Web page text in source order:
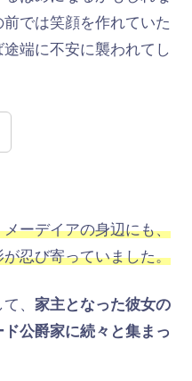
では笑顔を作れていた
端に不安に襲われてし
ーデイアの身辺にも、
忍び寄っていました。
、 家主となった彼女の
公爵家に続々と集まっ